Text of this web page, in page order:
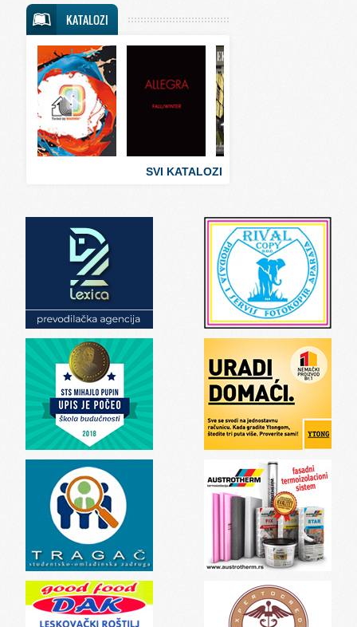
Svet sporta
Svet tehnike
Svet ugostiteljstva
Svet zabave i umetnosti
Svet zanimljivosti
Svet zdravlja
KATALOZI
SVI KATALOZI